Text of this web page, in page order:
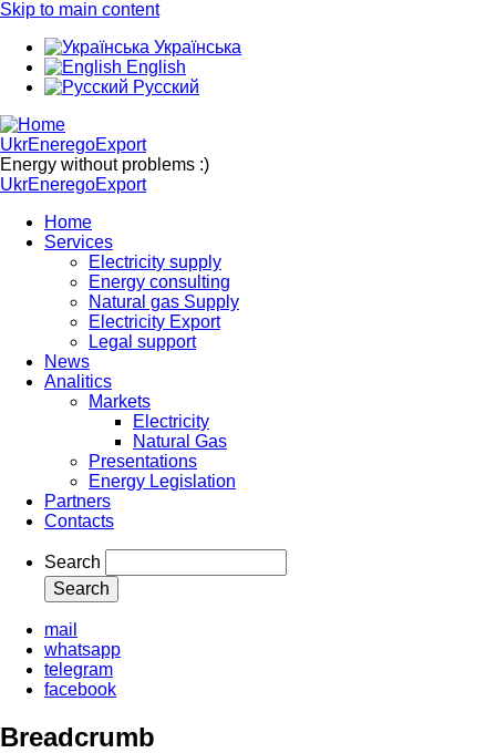
Skip to main content
Українська
English
Русский
UkrEneregoExport
Energy without problems :)
UkrEneregoExport
Home
Services
Electricity supply
Energy consulting
Natural gas Supply
Electricity Export
Legal support
News
Analitics
Markets
Electricity
Natural Gas
Presentations
Energy Legislation
Partners
Contacts
Search
mail
whatsapp
telegram
facebook
Breadcrumb